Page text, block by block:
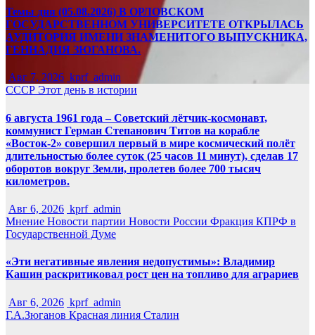
Темы дня (05.08.2026) В ОРЛОВСКОМ
ГОСУДАРСТВЕННОМ УНИВЕРСИТЕТЕ ОТКРЫЛАСЬ
АУДИТОРИЯ ИМЕНИ ЗНАМЕНИТОГО ВЫПУСКНИКА,
ГЕННАДИЯ ЗЮГАНОВА.
Авг 7, 2026 kprf_admin
СССР Этот день в истории
6 августа 1961 года – Советский лётчик-космонавт,
коммунист Герман Степанович Титов на корабле
«Восток-2» совершил первый в мире космический полёт
длительностью более суток (25 часов 11 минут), сделав 17
оборотов вокруг Земли, пролетев более 700 тысяч
километров.
Авг 6, 2026 kprf_admin
Мнение Новости партии Новости России Фракция КПРФ в
Государственной Думе
«Эти негативные явления недопустимы»: Владимир
Кашин раскритиковал рост цен на топливо для аграриев
Авг 6, 2026 kprf_admin
Г.А.Зюганов Красная линия Сталин